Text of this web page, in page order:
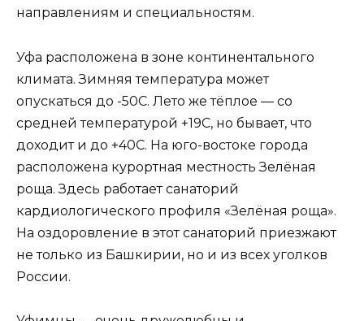
направлениям и специальностям.
Уфа расположена в зоне континентального
климата. Зимняя температура может
опускаться до -50С. Лето же тёплое — со
средней температурой +19С, но бывает, что
доходит и до +40С. На юго-востоке города
расположена курортная местность Зелёная
роща. Здесь работает санаторий
кардиологического профиля «Зелёная роща».
На оздоровление в этот санаторий приезжают
не только из Башкирии, но и из всех уголков
России.